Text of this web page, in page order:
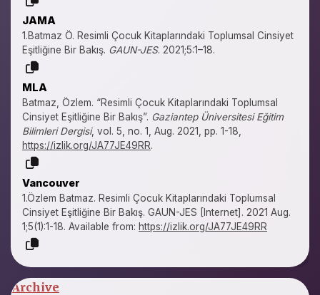
JAMA
1.Batmaz Ö. Resimli Çocuk Kitaplarındaki Toplumsal Cinsiyet
Eşitliğine Bir Bakış. GAUN-JES. 2021;5:1–18.
MLA
Batmaz, Özlem. “Resimli Çocuk Kitaplarındaki Toplumsal
Cinsiyet Eşitliğine Bir Bakış”. Gaziantep Üniversitesi Eğitim
Bilimleri Dergisi, vol. 5, no. 1, Aug. 2021, pp. 1-18,
https://izlik.org/JA77JE49RR.
Vancouver
1.Özlem Batmaz. Resimli Çocuk Kitaplarındaki Toplumsal
Cinsiyet Eşitliğine Bir Bakış. GAUN-JES [Internet]. 2021 Aug.
1;5(1):1-18. Available from: https://izlik.org/JA77JE49RR
Archive